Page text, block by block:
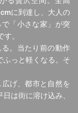
に到達し、大人の
「小さな家」が突
。
。当たり前の動作
ふっと軽くなる。そ
げ、都市と自然を
は街に溶け込み、